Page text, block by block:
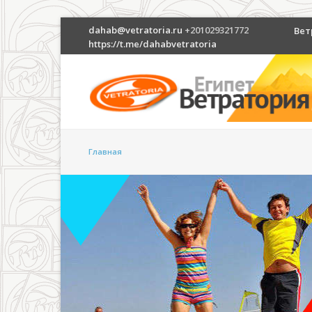
dahab@vetratoria.ru +201029321772
https://t.me/dahabvetratoria
Главная